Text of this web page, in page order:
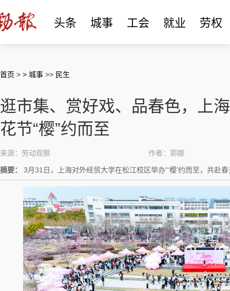
头条 城事 工会 就业 劳权
首页 > > 城事 >> 民生
逛市集、赏好戏、品春色，上
花节“樱”约而至
来源：劳动观察 作者：郭娜
摘要： 3月31日，上海对外经贸大学在松江校区举办“‘樱’约而至，共赴